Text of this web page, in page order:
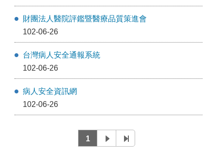
財團法人醫院評鑑暨醫療品質策進會
102-06-26
台灣病人安全通報系統
102-06-26
病人安全資訊網
102-06-26
1